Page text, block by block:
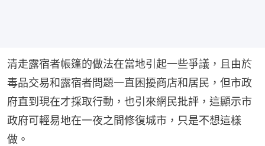
清走露宿者帳篷的做法在當地引起一些爭議，且由於
毒品交易和露宿者問題一直困擾商店和居民，但市政
府直到現在才採取行動，也引來網民批評，這顯示市
政府可輕易地在一夜之間修復城市，只是不想這樣
做。